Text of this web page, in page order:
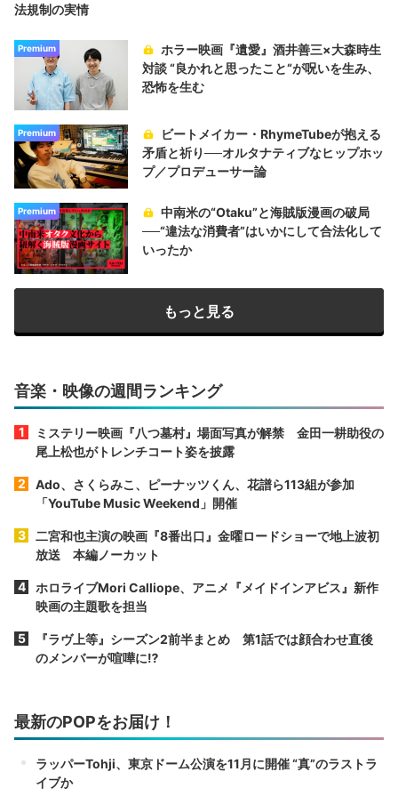
法規制の実情
Premium
ホラー映画『遺愛』酒井善三×大森時生
対談 “良かれと思ったこと“が呪いを生み、
恐怖を生む
Premium
ビートメイカー・RhymeTubeが抱える
矛盾と祈り──オルタナティブなヒップホッ
プ／プロデューサー論
Premium
中南米の“Otaku”と海賊版漫画の破局
──“違法な消費者”はいかにして合法化して
いったか
もっと見る
音楽・映像の週間ランキング
ミステリー映画『八つ墓村』場面写真が解禁 金田一耕助役の
尾上松也がトレンチコート姿を披露
Ado、さくらみこ、ピーナッツくん、花譜ら113組が参加
「YouTube Music Weekend」開催
二宮和也主演の映画『8番出口』金曜ロードショーで地上波初
放送 本編ノーカット
ホロライブMori Calliope、アニメ『メイドインアビス』新作
映画の主題歌を担当
『ラヴ上等』シーズン2前半まとめ 第1話では顔合わせ直後
のメンバーが喧嘩に⁉︎
最新のPOPをお届け！
ラッパーTohji、東京ドーム公演を11月に開催 “真”のラストラ
イブか